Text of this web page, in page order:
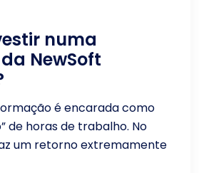
numa
NewSoft
é encarada como
de horas de trabalho. No
um retorno extremamente